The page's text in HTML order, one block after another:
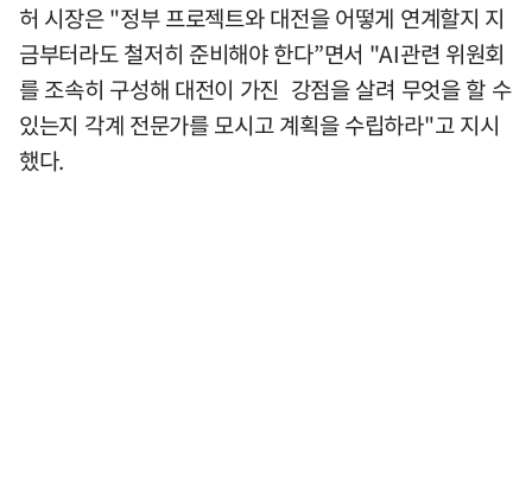
허 시장은 "정부 프로젝트와 대전을 어떻게 연계할지 지
금부터라도 철저히 준비해야 한다”면서 "AI관련 위원회
를 조속히 구성해 대전이 가진 강점을 살려 무엇을 할 수
있는지 각계 전문가를 모시고 계획을 수립하라"고 지시
했다.